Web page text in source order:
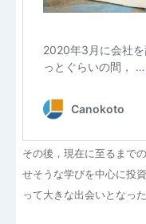
その後，現在に至るまで
せそうな学びを中心に投
って大きな出会いとなっ